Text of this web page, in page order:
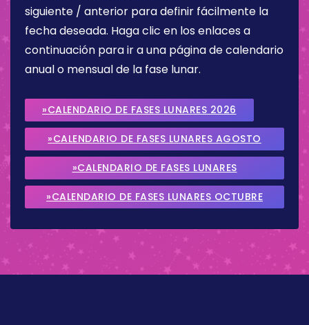
siguiente / anterior para definir fácilmente la
fecha deseada. Haga clic en los enlaces a
continuación para ir a una página de calendario
anual o mensual de la fase lunar.
»CALENDARIO DE FASES LUNARES 2026
»CALENDARIO DE FASES LUNARES AGOSTO
2026
»CALENDARIO DE FASES LUNARES
SEPTIEMBRE 2026
»CALENDARIO DE FASES LUNARES OCTUBRE